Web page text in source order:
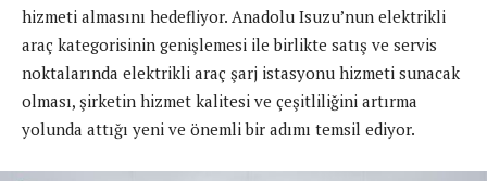
hizmeti almasını hedefliyor. Anadolu Isuzu’nun elektrikli
araç kategorisinin genişlemesi ile birlikte satış ve servis
noktalarında elektrikli araç şarj istasyonu hizmeti sunacak
olması, şirketin hizmet kalitesi ve çeşitliliğini artırma
yolunda attığı yeni ve önemli bir adımı temsil ediyor.